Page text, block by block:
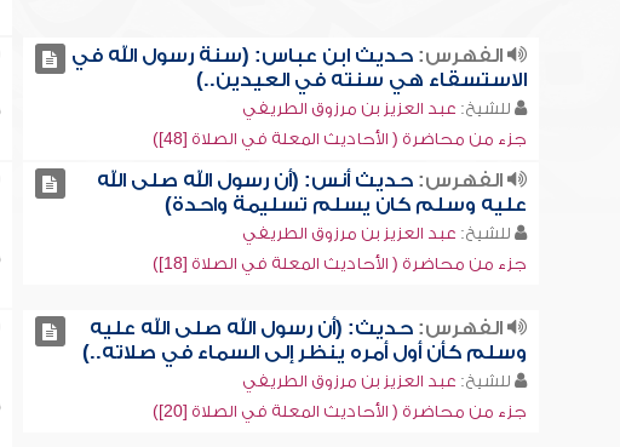
الفهرس:حديث ابن عباس: (سنة رسول الله في
الاستسقاء هي سنته في العيدين..)
للشيخ: عبد العزيز بن مرزوق الطريفي
جزء من محاضرة ( الأحاديث المعلة في الصلاة [48])
الفهرس:حديث أنس: (أن رسول الله صلى الله
عليه وسلم كان يسلم تسليمة واحدة)
للشيخ: عبد العزيز بن مرزوق الطريفي
جزء من محاضرة ( الأحاديث المعلة في الصلاة [18])
الفهرس:حديث: (أن رسول الله صلى الله عليه
وسلم كأن أول أمره ينظر إلى السماء في صلاته..)
للشيخ: عبد العزيز بن مرزوق الطريفي
جزء من محاضرة ( الأحاديث المعلة في الصلاة [20])